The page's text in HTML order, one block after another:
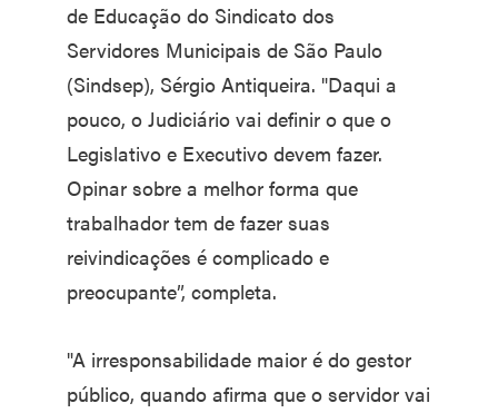
de Educação do Sindicato dos
Servidores Municipais de São Paulo
(Sindsep), Sérgio Antiqueira. "Daqui a
pouco, o Judiciário vai definir o que o
Legislativo e Executivo devem fazer.
Opinar sobre a melhor forma que
trabalhador tem de fazer suas
reivindicações é complicado e
preocupante”, completa.
"A irresponsabilidade maior é do gestor
público, quando afirma que o servidor vai